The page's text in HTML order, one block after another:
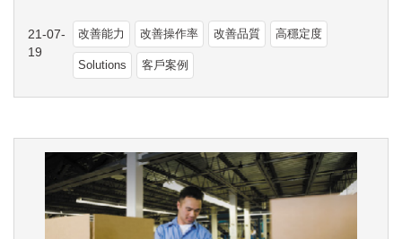
21-07-
19
改善能力 改善操作率 改善品質 高穩定度
Solutions 客戶案例